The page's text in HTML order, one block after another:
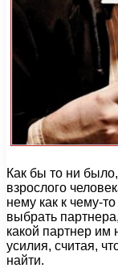
Как бы то ни
взрослого
нему как к чему-
выбрать
какой партнер им
усилия, считая,
найти.